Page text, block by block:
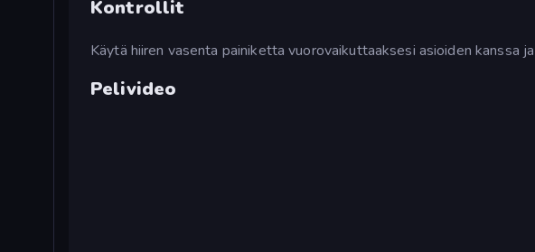
Kontrollit
Käytä hiiren vasenta painiketta vuorovaikuttaaksesi asioiden kanssa
Pelivideo